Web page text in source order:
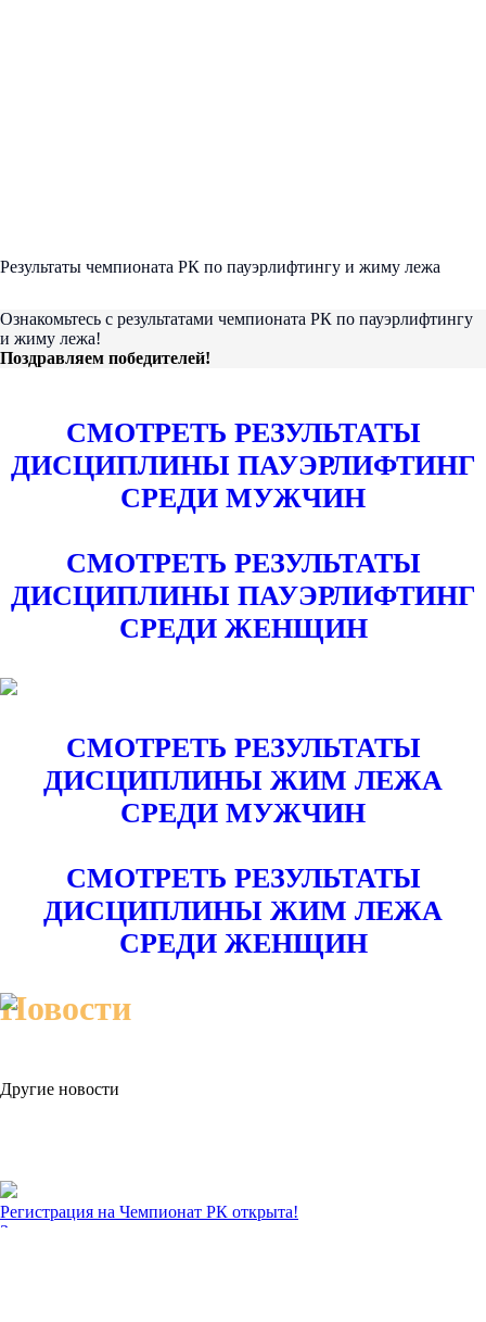
Новости
Результаты чемпионата РК по пауэрлифтингу и жиму лежа
Ознакомьтесь с результатами чемпионата РК по пауэрлифтингу
и жиму лежа!
Поздравляем победителей!
СМОТРЕТЬ РЕЗУЛЬТАТЫ
ДИСЦИПЛИНЫ ПАУЭРЛИФТИНГ
СРЕДИ МУЖЧИН
СМОТРЕТЬ РЕЗУЛЬТАТЫ
ДИСЦИПЛИНЫ ПАУЭРЛИФТИНГ
СРЕДИ ЖЕНЩИН
СМОТРЕТЬ РЕЗУЛЬТАТЫ
ДИСЦИПЛИНЫ ЖИМ ЛЕЖА
СРЕДИ МУЖЧИН
СМОТРЕТЬ РЕЗУЛЬТАТЫ
ДИСЦИПЛИНЫ ЖИМ ЛЕЖА
СРЕДИ ЖЕНЩИН
Другие новости
Регистрация на Чемпионат РК открыта!
Зарегистрироваться по ссылке